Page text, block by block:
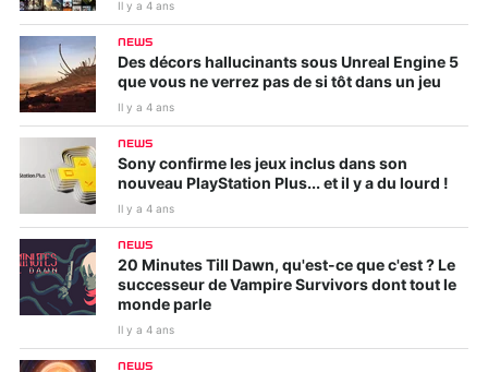
Il y a 4 ans
NEWS
Des décors hallucinants sous Unreal Engine 5
que vous ne verrez pas de si tôt dans un jeu
Il y a 4 ans
NEWS
Sony confirme les jeux inclus dans son
nouveau PlayStation Plus... et il y a du lourd !
Il y a 4 ans
NEWS
20 Minutes Till Dawn, qu'est-ce que c'est ? Le
successeur de Vampire Survivors dont tout le
monde parle
Il y a 4 ans
NEWS